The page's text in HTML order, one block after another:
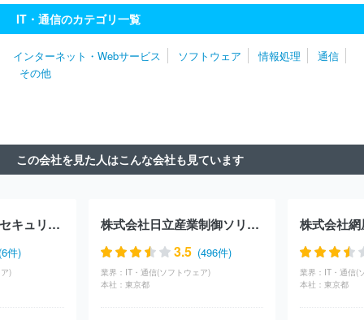
社
株式会社アイシーズ 株式会社ＭＩＸＩ
ＬＩＮＥヤフー株式
会社
フリービット株式会社
ルディングス
アマゾンジャパン株式会社
エキサイト株式会社
ＧＭＯメディア株式会社
社ＡＤＤＩＸ
３Ｈメディソリューション株式会社
株式会社アイ
スタイル
株式会社サイバーエージェント 株式会社コロプラ
式会社クラウドポイント
株式会社フルスピード
株式会社Ｄ２Ｃ
会社ディー・エル・イー
株式会社営放プロデュース
株式会社エ
アネット
ジャパンメディアシステム株式会社
ＧＭＯインターネ
株式会社ソリトンシステムズ
楽天グループ株式会社
グレイステ
IT・通信のカテゴリ一覧
インターネット・Webサービス ソフトウェア 情報処理
通信
その他
この会社を見た人はこんな会社も見ています
株式会社サイバーセキュリティクラウド
件)
)
株式会社日立産業制御ソリューションズ
3.5 (496件)
業界： IT・通信(ソフトウェア)
本社： 東京都
株式会社網
業界： IT・通信(
本社： 東京都